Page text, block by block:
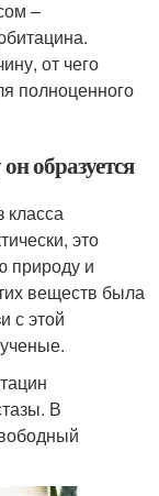
–
от чего
полноценного
образуется
класса
это
природу и
веществ была
с этой
В